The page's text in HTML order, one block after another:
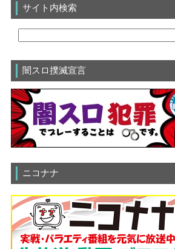
サイト内検索
闇スロ撲滅宣言
ニコナナ